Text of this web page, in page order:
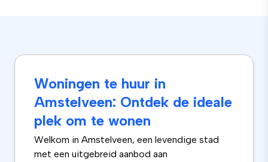
Woningen te huur in
Amstelveen: Ontdek de ideale
plek om te wonen
Welkom in Amstelveen, een levendige stad
met een uitgebreid aanbod aan